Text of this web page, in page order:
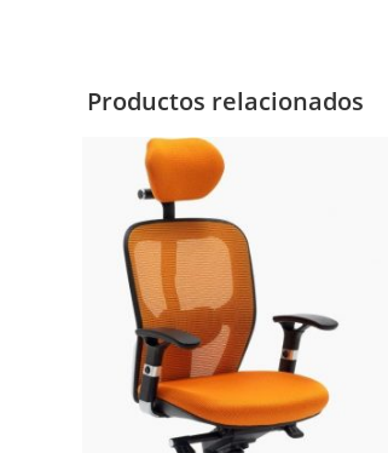
Productos relacionados
¡OFERTA!